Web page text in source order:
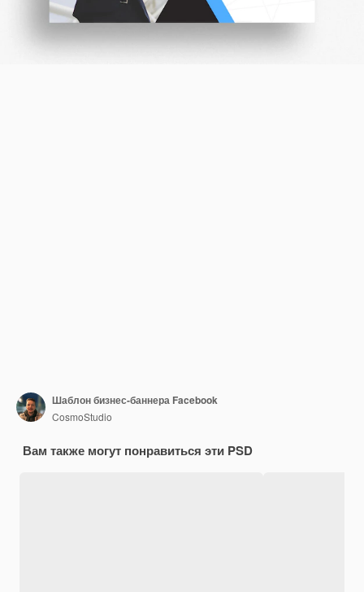
Шаблон бизнес-баннера Facebook
CosmoStudio
Вам также могут понравиться эти PSD